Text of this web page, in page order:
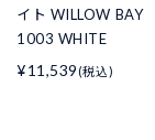
イト WILLOW BAY
1003 WHITE
¥11,539 (税込)